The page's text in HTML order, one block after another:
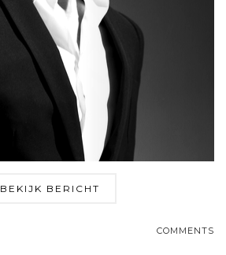
BEKIJK BERICHT
COMMENTS